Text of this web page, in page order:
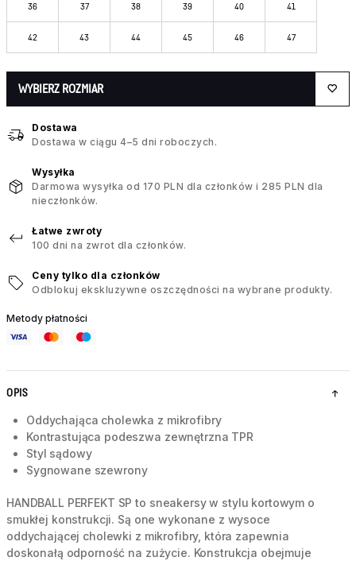
36 37 38 39 40 41
42 43 44 45 46 47
WYBIERZ ROZMIAR
Dostawa
Dostawa w ciągu 4–5 dni roboczych.
Wysyłka
Darmowa wysyłka od 170 PLN dla członków i 285 PLN dla
nieczłonków.
Łatwe zwroty
100 dni na zwrot dla członków.
Ceny tylko dla członków
Odblokuj ekskluzywne oszczędności na wybrane produkty.
Metody płatności
OPIS
Oddychająca cholewka z mikrofibry
Kontrastująca podeszwa zewnętrzna TPR
Styl sądowy
Sygnowane szewrony
HANDBALL PERFEKT SP to sneakersy w stylu kortowym o
smukłej konstrukcji. Są one wykonane z wysoce
oddychającej cholewki z mikrofibry, która zapewnia
doskonałą odporność na zużycie. Konstrukcja obejmuje